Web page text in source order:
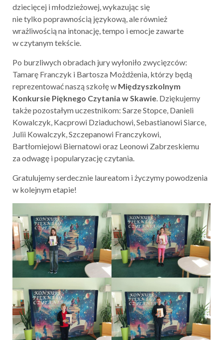
dziecięcej i młodzieżowej, wykazując się
nie tylko poprawnością językową, ale również
wrażliwością na intonację, tempo i emocje zawarte
w czytanym tekście.
Po burzliwych obradach jury wyłoniło zwycięzców:
Tamarę Franczyk i Bartosza Możdżenia, którzy będą
reprezentować naszą szkołę w Międzyszkolnym
Konkursie Pięknego Czytania w Skawie. Dziękujemy
także pozostałym uczestnikom: Sarze Stopce, Danieli
Kowalczyk, Kacprowi Dziaduchowi, Sebastianowi Siarce,
Julii Kowalczyk, Szczepanowi Franczykowi,
Bartłomiejowi Biernatowi oraz Leonowi Zabrzeskiemu
za odwagę i popularyzację czytania.
Gratulujemy serdecznie laureatom i życzymy powodzenia
w kolejnym etapie!